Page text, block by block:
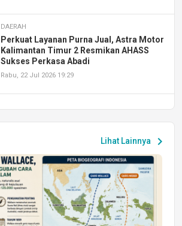
DAERAH
Perkuat Layanan Purna Jual, Astra Motor
Kalimantan Timur 2 Resmikan AHASS
Sukses Perkasa Abadi
Rabu, 22 Jul 2026 19:29
Peluang Kerja dan Magang
Jumat, 17 Jul 2026 22:30
DAERAH
Astra Motor Kalimantan Timur 2 Dukung
Mahasiswa Samarinda dalam Astra
Honda SDGs Future Leaders 2026
Lihat Lainnya chevron_right